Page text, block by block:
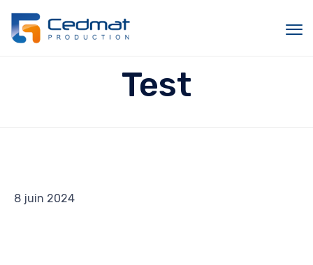
Test
8 juin 2024